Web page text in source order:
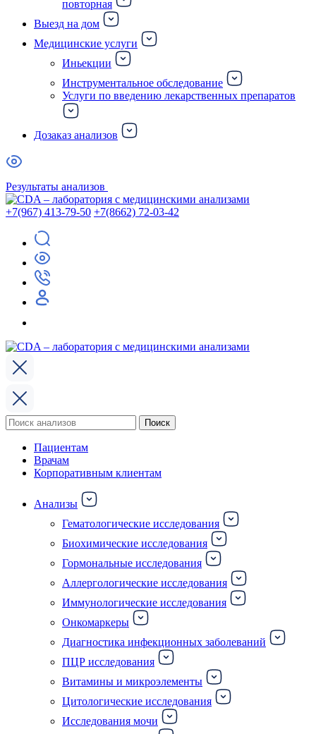
повторная
Выезд на дом
Медицинские услуги
Иньекции
Инструментальное обследование
Услуги по введению лекарственных препаратов
Дозаказ анализов
Результаты анализов
+7(967) 413-79-50 +7(8662) 72-03-42
Поиск
по:
Поиск
Пациентам
Врачам
Корпоративным клиентам
Анализы
Гематологические исследования
Биохимические исследования
Гормональные исследования
Аллергологические исследования
Иммунологические исследования
Онкомаркеры
Диагностика инфекционных заболеваний
ПЦР исследования
Витамины и микроэлементы
Цитологические исследования
Исследования мочи